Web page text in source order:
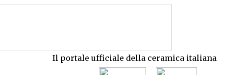
Il portale ufficiale della ceramica italiana